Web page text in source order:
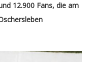
12.900 Fans, die am